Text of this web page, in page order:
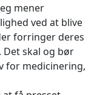
mener
ved at blive
forringer deres
skal og bør
for medicinering,